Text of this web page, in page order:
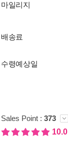
마일리지
배송료
수령예상일
Sales Point : 373
10.0